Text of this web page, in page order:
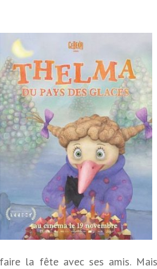
faire la fête avec ses amis.